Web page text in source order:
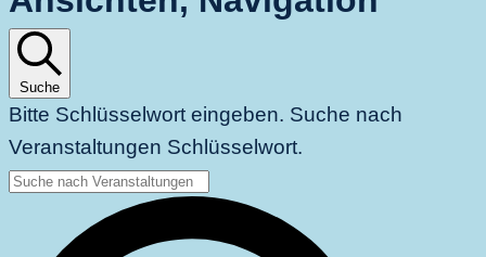
Suche
Bitte Schlüsselwort eingeben. Suche nach
Veranstaltungen Schlüsselwort.